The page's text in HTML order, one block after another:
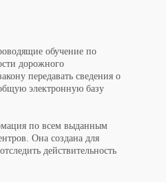
обучение по
дорожного
передавать сведения о
электронную базу
по всем выданным
Она создана для
действительность